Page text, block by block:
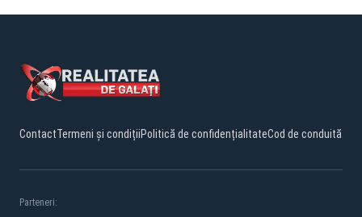
ContactTermeni și condițiiPolitică de confidențialitateCod de conduită
Parteneri: